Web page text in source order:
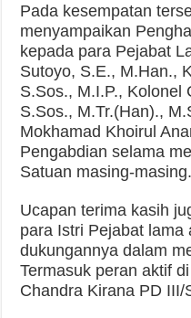
Pada kesempatan
menyampaikan
kepada para Pejabat
Sutoyo, S.E., M.Han.,
S.Sos., M.I.P., Kolonel
S.Sos., M.Tr.(Han).,
Mokhamad Khoirul
Pengabdian selama
Satuan masing-masing.
Ucapan terima kasih
para Istri Pejabat lama
dukungannya dalam
Termasuk peran aktif
Chandra Kirana PD III/